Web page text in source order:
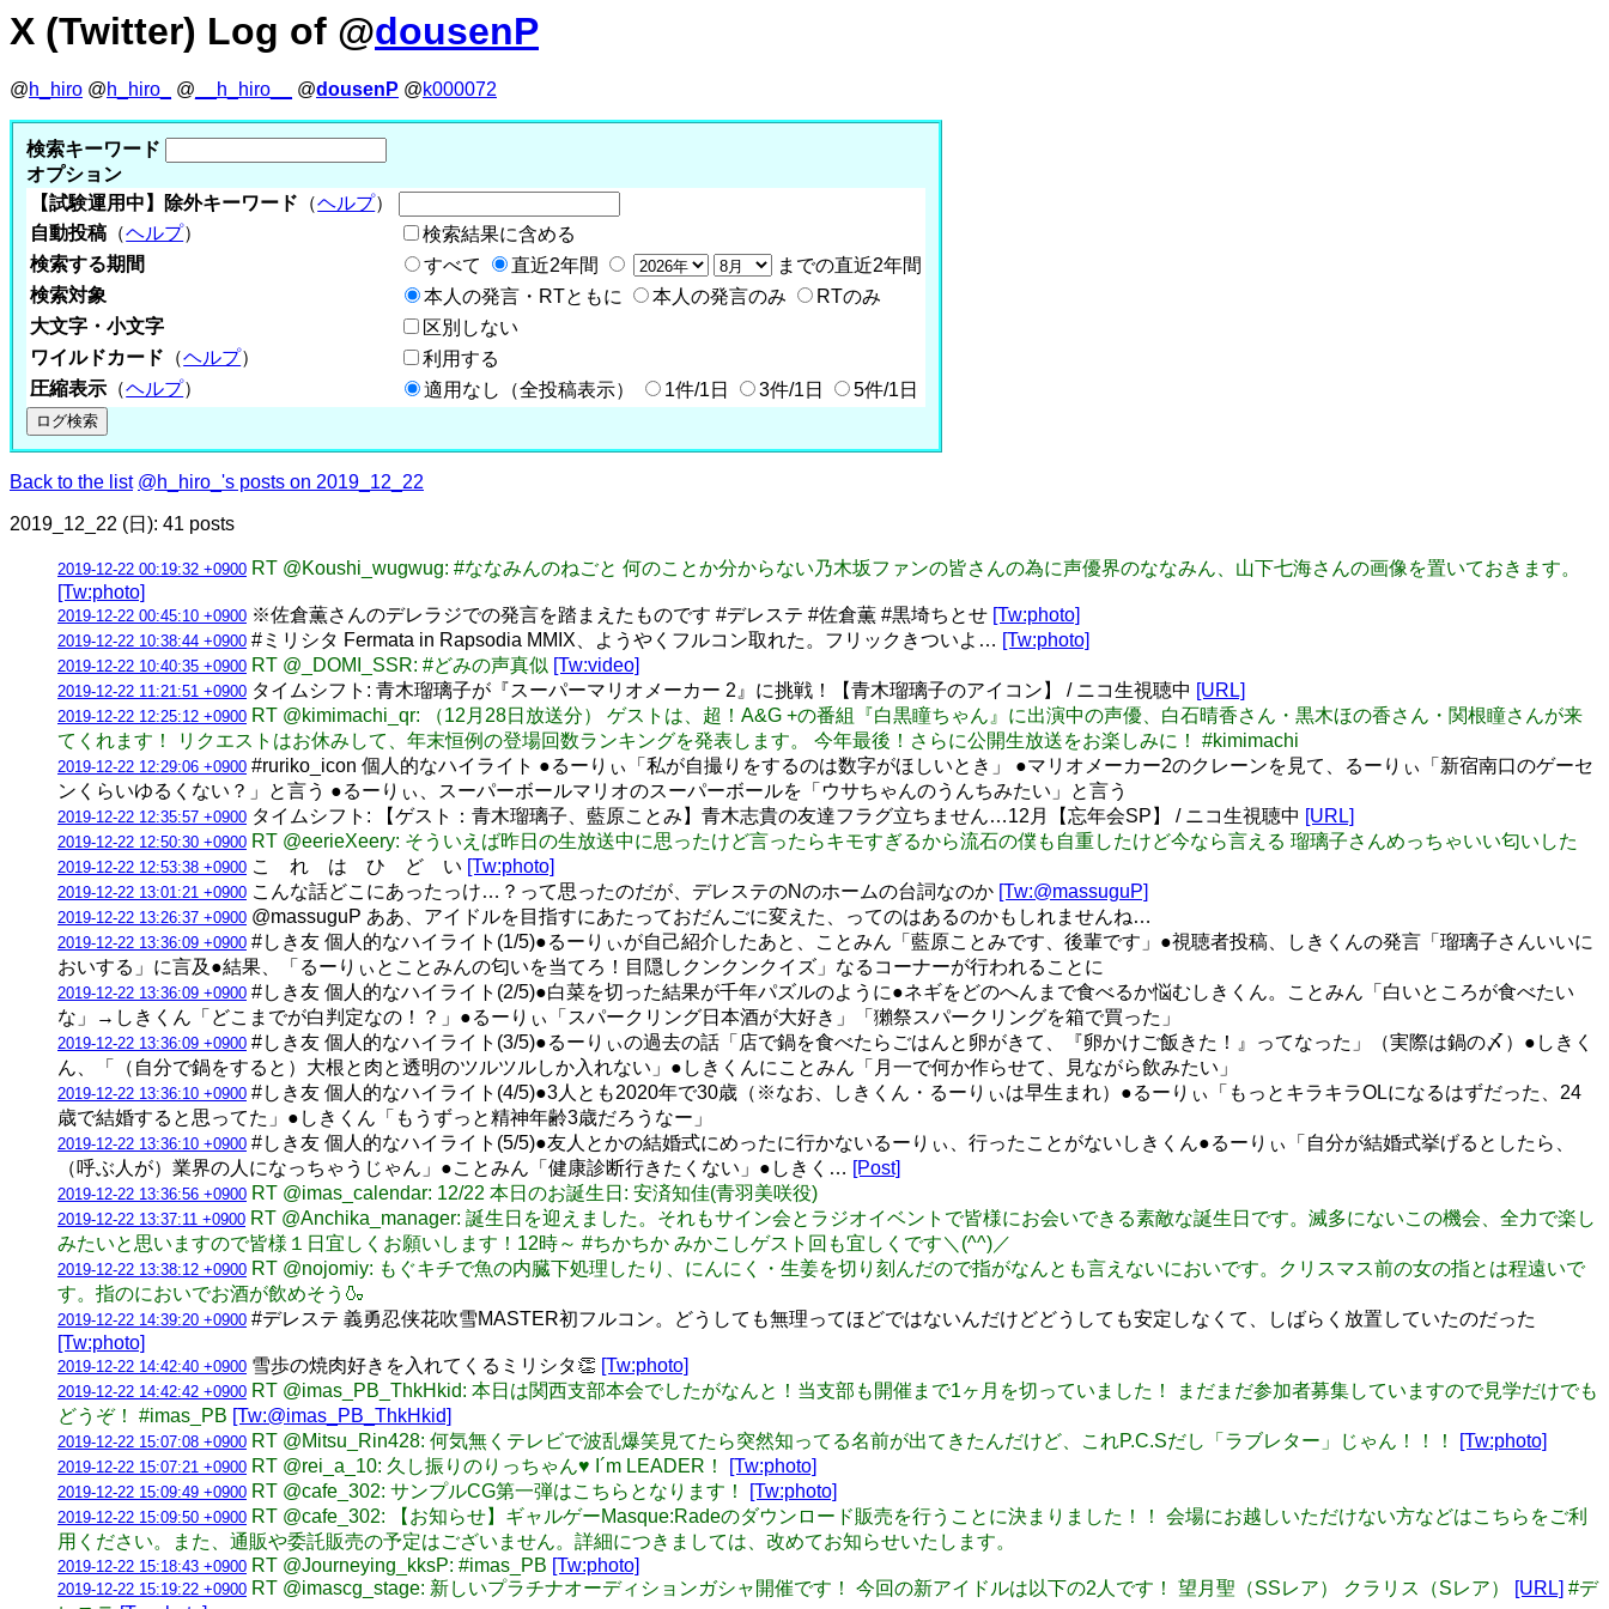
X (Twitter) Log of @dousenP
@h_hiro @h_hiro_ @ __h_hiro__ @dousenP @k000072
検索キーワード
オプション
【試験運用中】除外キーワード （ヘルプ）
自動投稿 （ヘルプ）
検索結果に含める
検索する期間
すべて 直近2年間
までの直近2年間
検索対象
本人の発言・RTともに 本人の発言のみ
RTのみ
大文字・小文字
区別しない
ワイルドカード （ヘルプ）
利用する
圧縮表示 （ヘルプ） 適用なし（全投稿表示） 1件/1日 3件/1日 5件/1日
Back to the list @h_hiro_'s posts on 2019_12_22
2019_12_22 (日): 41 posts
2019-12-22 00:19:32 +0900 RT @Koushi_wugwug: #ななみんのねごと 何のことか分からない乃木坂ファンの皆さんの為に声優界のななみん、山下七海さんの画像を置いておきます。
[Tw:photo]
2019-12-22 00:45:10 +0900 ※佐倉薫さんのデレラジでの発言を踏まえたものです #デレステ #佐倉薫 #黒埼ちとせ [Tw:photo]
2019-12-22 10:38:44 +0900 #ミリシタ Fermata in Rapsodia MMIX、ようやくフルコン取れた。フリックきついよ… [Tw:photo]
2019-12-22 10:40:35 +0900 RT @_DOMI_SSR: #どみの声真似 [Tw:video]
2019-12-22 11:21:51 +0900 タイムシフト: 青木瑠璃子が『スーパーマリオメーカー 2』に挑戦！【青木瑠璃子のアイコン】 / ニコ生視聴中 [URL]
2019-12-22 12:25:12 +0900 RT @kimimachi_qr: （12月28日放送分） ゲストは、超！A&G +の番組『白黒瞳ちゃん』に出演中の声優、白石晴香さん・黒木ほの香さん・関根瞳さんが来
てくれます！ リクエストはお休みして、年末恒例の登場回数ランキングを発表します。 今年最後！さらに公開生放送をお楽しみに！ #kimimachi
2019-12-22 12:29:06 +0900 #ruriko_icon 個人的なハイライト ●るーりぃ「私が自撮りをするのは数字がほしいとき」 ●マリオメーカー2のクレーンを見て、るーりぃ「新宿南口のゲーセ
ンくらいゆるくない？」と言う ●るーりぃ、スーパーボールマリオのスーパーボールを「ウサちゃんのうんちみたい」と言う
2019-12-22 12:35:57 +0900 タイムシフト: 【ゲスト：青木瑠璃子、藍原ことみ】青木志貴の友達フラグ立ちません…12月【忘年会SP】 / ニコ生視聴中 [URL]
2019-12-22 12:50:30 +0900 RT @eerieXeery: そういえば昨日の生放送中に思ったけど言ったらキモすぎるから流石の僕も自重したけど今なら言える 瑠璃子さんめっちゃいい匂いした
2019-12-22 12:53:38 +0900 こ れ は ひ ど い [Tw:photo]
2019-12-22 13:01:21 +0900 こんな話どこにあったっけ…？って思ったのだが、デレステのNのホームの台詞なのか [Tw:@massuguP]
2019-12-22 13:26:37 +0900 @massuguP ああ、アイドルを目指すにあたっておだんごに変えた、ってのはあるのかもしれませんね…
2019-12-22 13:36:09 +0900 #しき友 個人的なハイライト(1/5)●るーりぃが自己紹介したあと、ことみん「藍原ことみです、後輩です」●視聴者投稿、しきくんの発言「瑠璃子さんいいに
おいする」に言及●結果、「るーりぃとことみんの匂いを当てろ！目隠しクンクンクイズ」なるコーナーが行われることに
2019-12-22 13:36:09 +0900 #しき友 個人的なハイライト(2/5)●白菜を切った結果が千年パズルのように●ネギをどのへんまで食べるか悩むしきくん。ことみん「白いところが食べたい
な」→しきくん「どこまでが白判定なの！？」●るーりぃ「スパークリング日本酒が大好き」「獺祭スパークリングを箱で買った」
2019-12-22 13:36:09 +0900 #しき友 個人的なハイライト(3/5)●るーりぃの過去の話「店で鍋を食べたらごはんと卵がきて、『卵かけご飯きた！』ってなった」（実際は鍋の〆）●しきく
ん、「（自分で鍋をすると）大根と肉と透明のツルツルしか入れない」●しきくんにことみん「月一で何か作らせて、見ながら飲みたい」
2019-12-22 13:36:10 +0900 #しき友 個人的なハイライト(4/5)●3人とも2020年で30歳（※なお、しきくん・るーりぃは早生まれ）●るーりぃ「もっとキラキラOLになるはずだった、24
歳で結婚すると思ってた」●しきくん「もうずっと精神年齢3歳だろうなー」
2019-12-22 13:36:10 +0900 #しき友 個人的なハイライト(5/5)●友人とかの結婚式にめったに行かないるーりぃ、行ったことがないしきくん●るーりぃ「自分が結婚式挙げるとしたら、
（呼ぶ人が）業界の人になっちゃうじゃん」●ことみん「健康診断行きたくない」●しきく… [Post]
2019-12-22 13:36:56 +0900 RT @imas_calendar: 12/22 本日のお誕生日: 安済知佳(青羽美咲役)
2019-12-22 13:37:11 +0900 RT @Anchika_manager: 誕生日を迎えました。それもサイン会とラジオイベントで皆様にお会いできる素敵な誕生日です。滅多にないこの機会、全力で楽し
みたいと思いますので皆様１日宜しくお願いします！12時～ #ちかちか みかこしゲスト回も宜しくです＼(^^)／
2019-12-22 13:38:12 +0900 RT @nojomiy: もぐキチで魚の内臓下処理したり、にんにく・生姜を切り刻んだので指がなんとも言えないにおいです。クリスマス前の女の指とは程遠いで
す。指のにおいでお酒が飲めそう🍶
2019-12-22 14:39:20 +0900 #デレステ 義勇忍侠花吹雪MASTER初フルコン。どうしても無理ってほどではないんだけどどうしても安定しなくて、しばらく放置していたのだった
[Tw:photo]
2019-12-22 14:42:40 +0900 雪歩の焼肉好きを入れてくるミリシタ👏 [Tw:photo]
2019-12-22 14:42:42 +0900 RT @imas_PB_ThkHkid: 本日は関西支部本会でしたがなんと！当支部も開催まで1ヶ月を切っていました！ まだまだ参加者募集していますので見学だけでも
どうぞ！ #imas_PB [Tw:@imas_PB_ThkHkid]
2019-12-22 15:07:08 +0900 RT @Mitsu_Rin428: 何気無くテレビで波乱爆笑見てたら突然知ってる名前が出てきたんだけど、これP.C.Sだし「ラブレター」じゃん！！！ [Tw:photo]
2019-12-22 15:07:21 +0900 RT @rei_a_10: 久し振りのりっちゃん♥️ I´m LEADER！ [Tw:photo]
2019-12-22 15:09:49 +0900 RT @cafe_302: サンプルCG第一弾はこちらとなります！ [Tw:photo]
2019-12-22 15:09:50 +0900 RT @cafe_302: 【お知らせ】ギャルゲーMasque:Radeのダウンロード販売を行うことに決まりました！！ 会場にお越しいただけない方などはこちらをご利
用ください。また、通販や委託販売の予定はございません。詳細につきましては、改めてお知らせいたします。
2019-12-22 15:18:43 +0900 RT @Journeying_kksP: #imas_PB [Tw:photo]
2019-12-22 15:19:22 +0900 RT @imascg_stage: 新しいプラチナオーディションガシャ開催です！ 今回の新アイドルは以下の2人です！ 望月聖（SSレア） クラリス（Sレア） [URL] #デ